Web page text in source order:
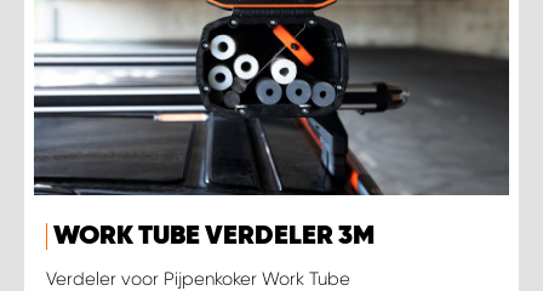
WORK TUBE VERDELER 3M
Verdeler voor Pijpenkoker Work Tube